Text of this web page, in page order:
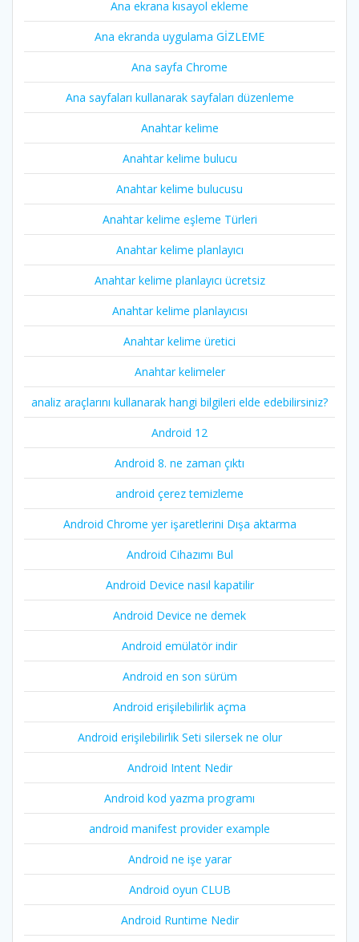
Ana ekrana kısayol ekleme
Ana ekranda uygulama GİZLEME
Ana sayfa Chrome
Ana sayfaları kullanarak sayfaları düzenleme
Anahtar kelime
Anahtar kelime bulucu
Anahtar kelime bulucusu
Anahtar kelime eşleme Türleri
Anahtar kelime planlayıcı
Anahtar kelime planlayıcı ücretsiz
Anahtar kelime planlayıcısı
Anahtar kelime üretici
Anahtar kelimeler
analiz araçlarını kullanarak hangi bilgileri elde edebilirsiniz?
Android 12
Android 8. ne zaman çıktı
android çerez temizleme
Android Chrome yer işaretlerini Dışa aktarma
Android Cihazımı Bul
Android Device nasıl kapatilir
Android Device ne demek
Android emülatör indir
Android en son sürüm
Android erişilebilirlik açma
Android erişilebilirlik Seti silersek ne olur
Android Intent Nedir
Android kod yazma programı
android manifest provider example
Android ne işe yarar
Android oyun CLUB
Android Runtime Nedir